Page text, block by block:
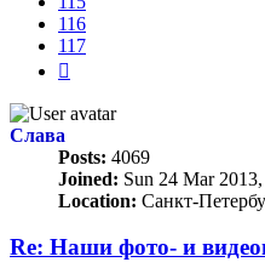
116
117
Слава
Posts: 4069
Joined: Sun 24 Mar
Location: Санкт-
Re: Наши фото- и